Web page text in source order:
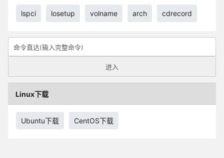
lspci losetup volname arch cdrecord
Linux下载
Ubuntu下载 CentOS下载